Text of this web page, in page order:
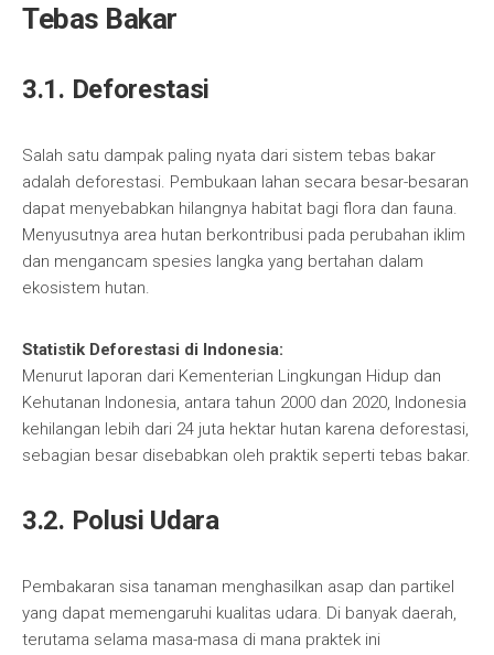
Tebas Bakar
3.1. Deforestasi
Salah satu dampak paling nyata dari sistem tebas bakar
adalah deforestasi. Pembukaan lahan secara besar-besaran
dapat menyebabkan hilangnya habitat bagi flora dan fauna.
Menyusutnya area hutan berkontribusi pada perubahan iklim
dan mengancam spesies langka yang bertahan dalam
ekosistem hutan.
Statistik Deforestasi di Indonesia:
Menurut laporan dari Kementerian Lingkungan Hidup dan
Kehutanan Indonesia, antara tahun 2000 dan 2020, Indonesia
kehilangan lebih dari 24 juta hektar hutan karena deforestasi,
sebagian besar disebabkan oleh praktik seperti tebas bakar.
3.2. Polusi Udara
Pembakaran sisa tanaman menghasilkan asap dan partikel
yang dapat memengaruhi kualitas udara. Di banyak daerah,
terutama selama masa-masa di mana praktek ini